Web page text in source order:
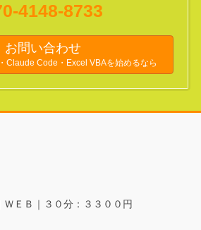
4148-8733
お問い合わせ
Claude Code・Excel VBAを始めるなら
ＥＢ｜３０分：３３００円